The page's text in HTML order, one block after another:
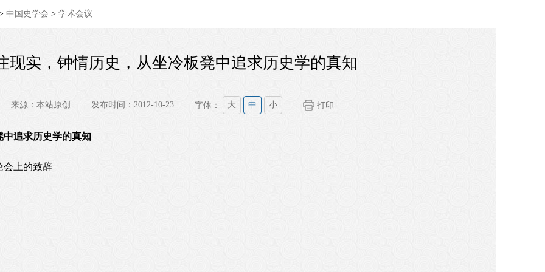
中国史学会 > 学术会议
现实，钟情历史，从坐冷板凳中追求历史学的真知
来源：本站原创 发布时间：2012-10-23 字体： 大 中 小 打印
追求历史学的真知
会上的致辞